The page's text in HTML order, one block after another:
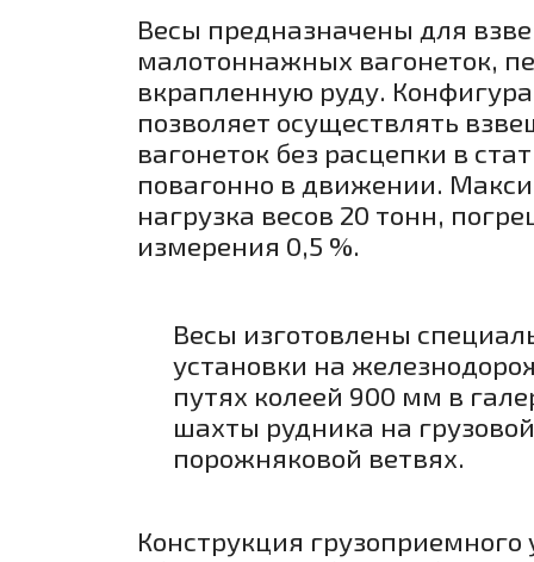
Весы предназначены для
малотоннажных вагонеток,
вкрапленную руду.
позволяет осуществлять
вагонеток без расцепки в
повагонно в движении.
нагрузка весов 20 тонн,
измерения 0,5 %.
Весы изготовлены
установки на
путях колеей 900 мм в
шахты рудника на
порожняковой ветвях.
Конструкция грузоприемного